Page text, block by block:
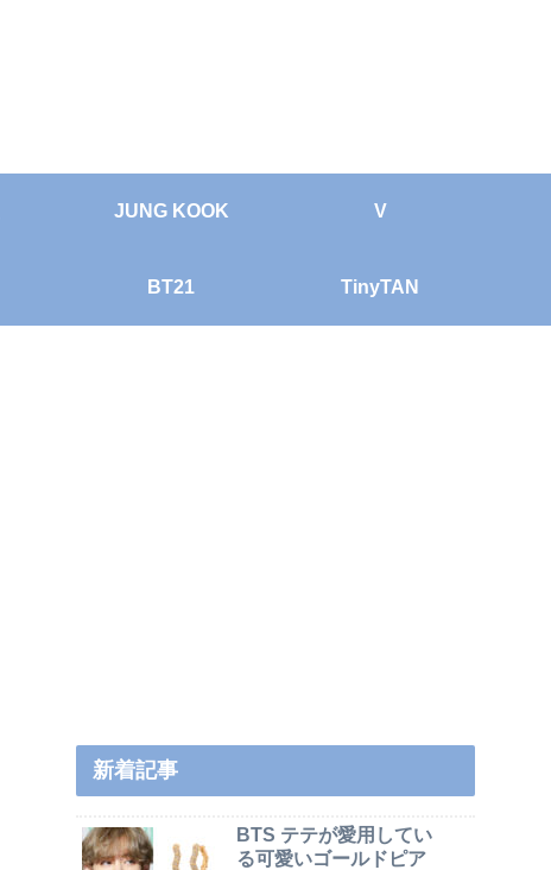
JUNG KOOK V
BT21 TinyTAN
新着記事
BTS テテが愛用してい
る可愛いゴールドピア